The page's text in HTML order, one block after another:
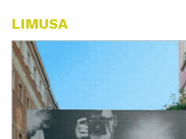
LIMUSA